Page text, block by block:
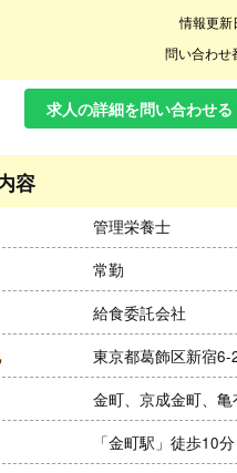
情報更新
問い合わせ
求人の詳細を問い合わせる
容
管理栄養士
常勤
給食委託会社
東京都葛飾区新宿6-
金町、京成金町、亀
「金町駅」徒歩10分